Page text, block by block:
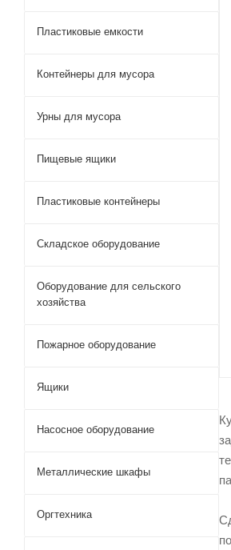
Пластиковые емкости
Контейнеры для мусора
Урны для мусора
Пищевые ящики
Пластиковые контейнеры
Складское оборудование
Оборудование для сельского
хозяйства
Пожарное оборудование
Ящики
Насосное оборудование
Металлические шкафы
Оргтехника